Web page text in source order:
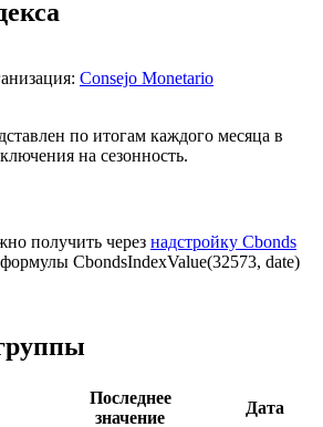
Consejo Monetario
по итогам каждого месяца в
на сезонность.
получить через надстройку Cbonds
CbondsIndexValue(32573, date)
Последнее
значение
Дата